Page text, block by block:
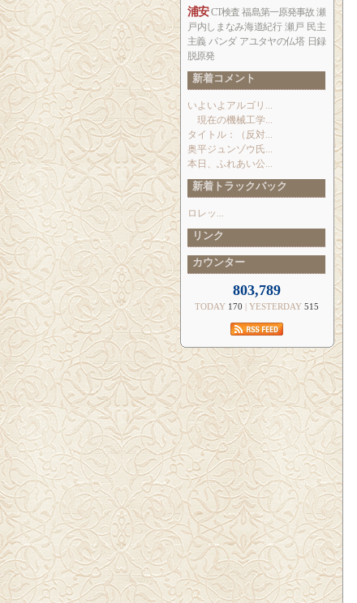
浦安 CT検査 福島第一原発事故 瀬
戸内しまなみ海道紀行 瀬戸 民主
主義 パンダ アユタヤの仏塔 日録
脱原発
新着コメント
いよいよアルゴリ...
現在の機械工学...
タイトル：（反対...
奥平ジュンゾウ氏...
本日、ふれあい公...
新着トラックバック
ロレッ...
リンク
カウンター
803,789
TODAY 170 | YESTERDAY 515